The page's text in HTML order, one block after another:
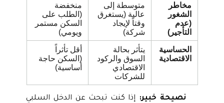
مخاطر
الشغور
(عدم
التأجير)
متوسطة إلى
عالية (يستغرق
وقتاً لإيجاد
شركة)
منخفضة
(الطلب على
السكن مستمر
ويومي)
الحساسية
الاقتصادية
يتأثر بحالة
السوق والركود
الاقتصادي
للشركات
أقل تأثراً
(السكن حاجة
أساسية)
نصيحة خبير:إذا كنت تبحث عن الدخل السلبي